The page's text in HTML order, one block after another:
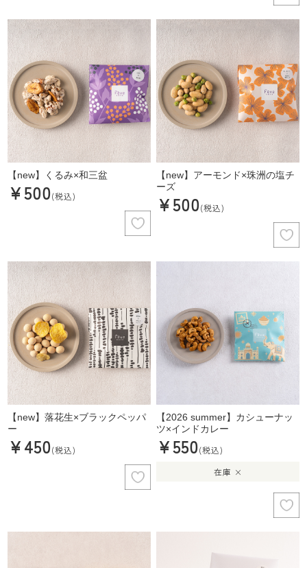
【new】くるみ×和三盆
¥500(税込)
【new】アーモンド×珠洲の塩チ
ーズ
¥500(税込)
【new】落花生×ブラックペッパ
ー
¥450(税込)
【2026 summer】カシューナッ
ツ×インドカレー
¥550(税込)
在庫 ×